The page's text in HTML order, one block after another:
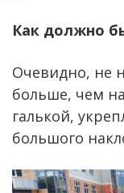
Как должно
Очевидно, не
больше, чем
галькой,
большого